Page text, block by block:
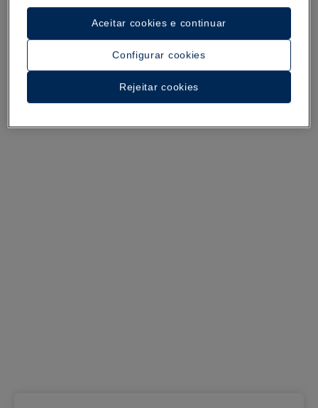
Um passeio pelo hotel
Ver 18 imagens e vídeos
Configurar cookies
Rejeitar cookies
Aceitar cookies e continuar